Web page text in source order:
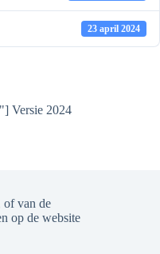
23 april 2024
Versie 2024
of van de
op de website